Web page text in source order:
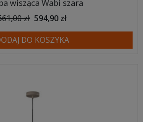
wisząca Wabi szara
zł 594,90 zł
DO KOSZYKA